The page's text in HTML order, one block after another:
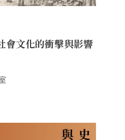
會文化的衝擊與影響